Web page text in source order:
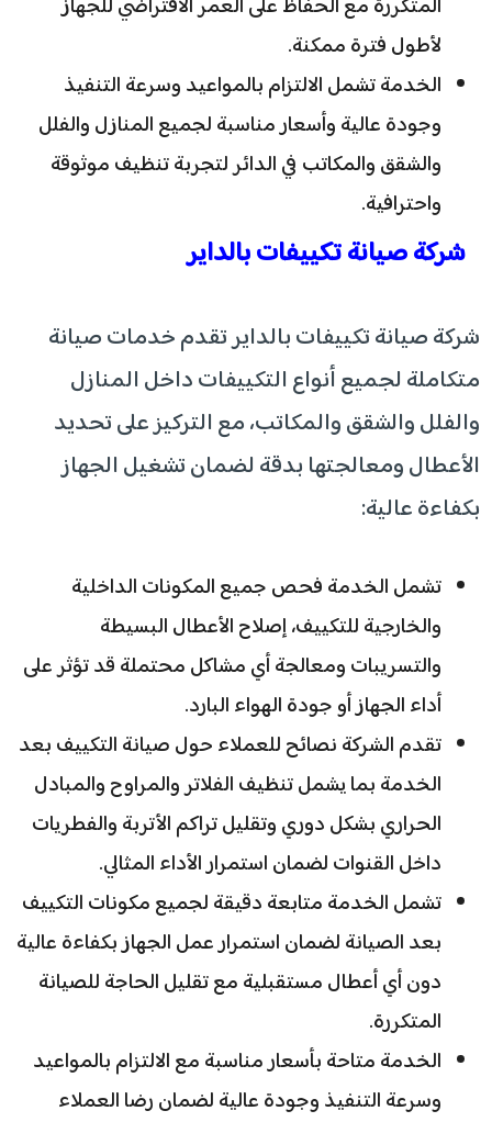
لأطول فترة ممكنة.
الخدمة تشمل الالتزام بالمواعيد وسرعة التنفيذ
وجودة عالية وأسعار مناسبة لجميع المنازل والفلل
والشقق والمكاتب في الدائر لتجربة تنظيف موثوقة
واحترافية.
شركة صيانة تكييفات بالداير
شركة صيانة تكييفات بالداير تقدم خدمات صيانة
متكاملة لجميع أنواع التكييفات داخل المنازل
والفلل والشقق والمكاتب، مع التركيز على تحديد
الأعطال ومعالجتها بدقة لضمان تشغيل الجهاز
بكفاءة عالية:
تشمل الخدمة فحص جميع المكونات الداخلية
والخارجية للتكييف، إصلاح الأعطال البسيطة
والتسريبات ومعالجة أي مشاكل محتملة قد تؤثر على
أداء الجهاز أو جودة الهواء البارد.
تقدم الشركة نصائح للعملاء حول صيانة التكييف بعد
الخدمة بما يشمل تنظيف الفلاتر والمراوح والمبادل
الحراري بشكل دوري وتقليل تراكم الأتربة والفطريات
داخل القنوات لضمان استمرار الأداء المثالي.
تشمل الخدمة متابعة دقيقة لجميع مكونات التكييف
بعد الصيانة لضمان استمرار عمل الجهاز بكفاءة عالية
دون أي أعطال مستقبلية مع تقليل الحاجة للصيانة
المتكررة.
الخدمة متاحة بأسعار مناسبة مع الالتزام بالمواعيد
وسرعة التنفيذ وجودة عالية لضمان رضا العملاء